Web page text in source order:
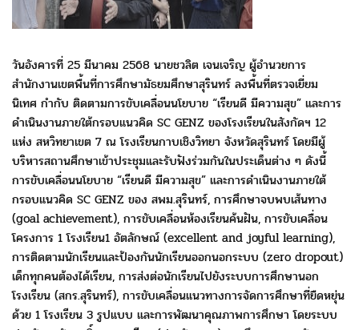
วันอังคารที่ 25 มีนาคม 2568 นายชวลิต เจนเจริญ ผู้อำนวยการ
สำนักงานเขตพื้นที่การศึกษามัธยมศึกษาสุรินทร์ ลงพื้นที่ตรวจเยี่ยม
นิเทศกำกับ ติดตามการขับเคลื่อนนโยบาย “เรียนดี มีความสุข” และการ
ดำเนินงานภายใต้กรอบแนวคิด SC GENZ ของโรงเรียนในสังกัดฯ 12
แห่ง สหวิทยาเขต 7ณ โรงเรียนกาบเชิงวิทยา จังหวัดสุรินทร์ โดยมีผู้
บริหารสถานศึกษาเข้าประชุมและรับฟังร่วมกันในประเด็นต่าง ๆ ดังนี้
การขับเคลื่อนนโยบาย“เรียนดี มีความสุข” และการดำเนินงานภายใต้
กรอบแนวคิด SC GENZของ สพม.สุรินทร์, การศึกษาจบพบเส้นทาง
(goal achievement), การขับเคลื่อนห้องเรียนค้นฝัน, การขับเคลื่อน
โครงการ 1 โรงเรียน1 อัตลักษณ์ (excellentand joyful learning),
การติดตามนักเรียนและป้องกันนักเรียนออกนอกระบบ(zero dropout)
เด็กทุกคนต้องได้เรียน, การส่งต่อนักเรียนไปยังระบบการศึกษานอก
โรงเรียน (สกร.สุรินทร์), การขับเคลื่อนแนวทางการจัดการศึกษาที่ยืดหยุ่น
ด้วย 1 โรงเรียน 3 รูปแบบ และการพัฒนาคุณภาพการศึกษาโดยระบบ